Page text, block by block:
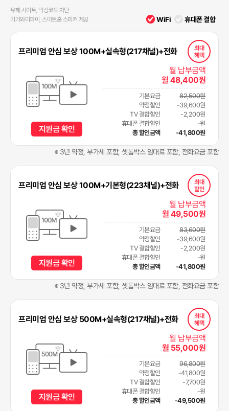
유해 사이트, 악성코드 차단
기가와이파이, 스마트홈 스피커 제공
WiFi 휴대폰 결합
프리미엄 안심 보상 100M+실속형(217채널)+전화
최대
혜택
지원금 확인
월 납부금액
월 48,400원
기본요금
약정할인
TV 결합할인
휴대폰 결합할인
총 할인금액
82,500원
-39,600원
-2,200원
-원
-41,800원
※ 3년 약정, 부가세 포함, 셋톱박스 임대료 포함, 전화요금 포함
프리미엄 안심 보상 100M+기본형(223채널)+전화
최대
할인
지원금 확인
월 납부금액
월 49,500원
기본요금
약정할인
TV 결합할인
휴대폰 결합할인
총 할인금액
83,600원
-39,600원
-2,200원
-원
-41,800원
※ 3년 약정, 부가세 포함, 셋톱박스 임대료 포함, 전화요금 포함
프리미엄 안심 보상 500M+실속형(217채널)+전화
최대
혜택
지원금 확인
월 납부금액
월 55,000원
기본요금
약정할인
TV 결합할인
휴대폰 결합할인
총 할인금액
96,800원
-41,800원
-7,700원
-원
-49,500원